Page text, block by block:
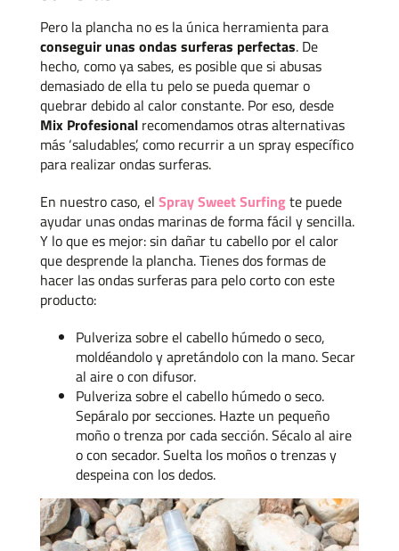
Pero la plancha no es la única herramienta para
conseguir unas ondas surferas perfectas. De
hecho, como ya sabes, es posible que si abusas
demasiado de ella tu pelo se pueda quemar o
quebrar debido al calor constante. Por eso, desde
Mix Profesional recomendamos otras alternativas
más ‘saludables’, como recurrir a un spray específico
para realizar ondas surferas.
En nuestro caso, el Spray Sweet Surfingte puede
ayudar unas ondas marinas de forma fácil y sencilla.
Y lo que es mejor: sin dañar tu cabello por el calor
que desprende la plancha. Tienes dos formas de
hacer las ondas surferas para pelo corto con este
producto:
Pulveriza sobre el cabello húmedo o seco,
moldéandolo y apretándolo con la mano. Secar
al aire o con difusor.
Pulveriza sobre el cabello húmedo o seco.
Sepáralo por secciones. Hazte un pequeño
moño o trenza por cada sección. Sécalo al aire
o con secador. Suelta los moños o trenzas y
despeina con los dedos.